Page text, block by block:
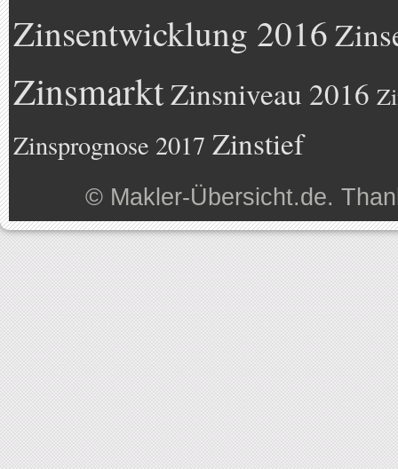
Zinsentwicklung 2016
ZinsmarktZinsniveau 2016
Zinsprognose 2017 Zinstief
© Makler-Übersicht.de.